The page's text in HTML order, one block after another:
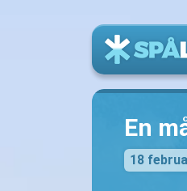
En
18